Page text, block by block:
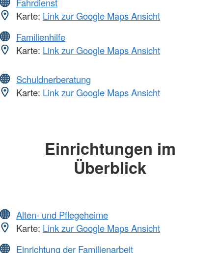
Karte: Link zur Google Maps Ansicht
Familienhilfe
Karte: Link zur Google Maps Ansicht
Schuldnerberatung
Karte: Link zur Google Maps Ansicht
Einrichtungen im
Überblick
Alten- und Pflegeheime
Karte: Link zur Google Maps Ansicht
Einrichtung der Familienarbeit